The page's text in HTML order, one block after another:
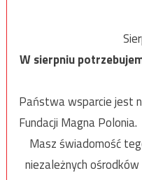
W sierpniu
Państwa wsparcie jest
Fundacji Magna Polonia.
Masz świadomość
niezależnych